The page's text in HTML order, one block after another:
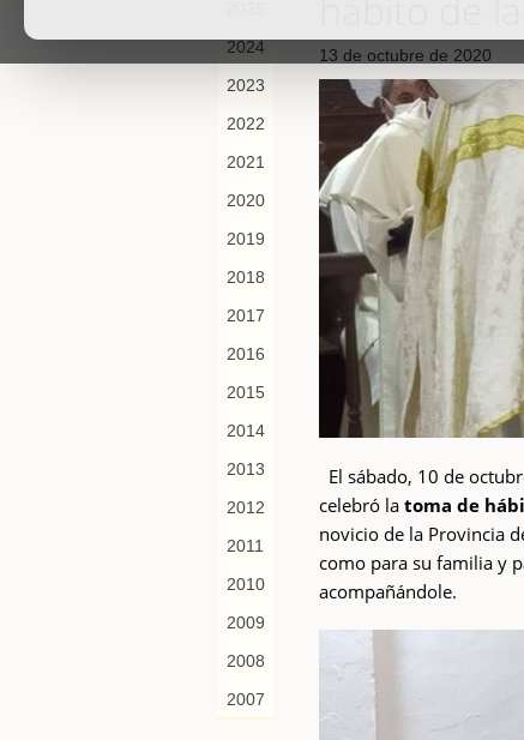
2024
2023
2022
2021
2020
2019
2018
2017
2016
2015
2014
2013
2012
2011
2010
2009
2008
2007
13 de octubre de 2020
El sábado, 10 de
celebró latoma de
novicio de la Provincia
como para su familia y
acompañándole.